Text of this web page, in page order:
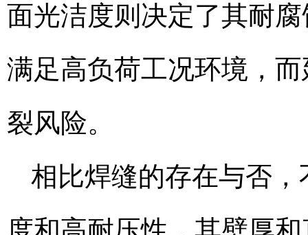
面光洁度则决定了其耐
满足高负荷工况环境，
裂风险。
相比焊缝的存在与否